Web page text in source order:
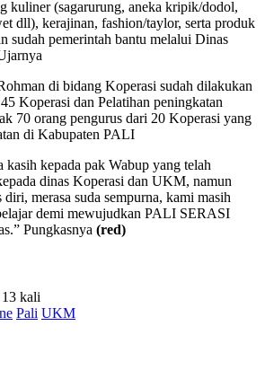
kuliner (sagarurung, aneka kripik/dodol,
dll), kerajinan, fashion/taylor, serta produk
sudah pemerintah bantu melalui Dinas
di bidang Koperasi sudah dilakukan
Koperasi dan Pelatihan peningkatan
70 orang pengurus dari 20 Koperasi yang
di Kabupaten PALI
kasih kepada pak Wabup yang telah
dinas Koperasi dan UKM, namun
merasa suda sempurna, kami masih
demi mewujudkan PALI SERASI
Pungkasnya (red)
kali
Pali UKM